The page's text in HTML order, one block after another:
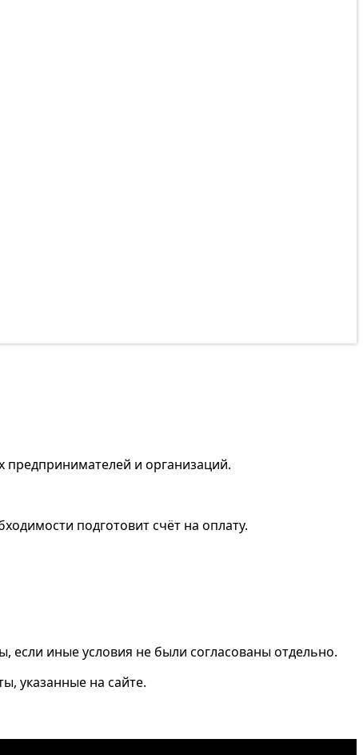
предпринимателей и организаций.
подготовит счёт на оплату.
если иные условия не были согласованы отдельно.
указанные на сайте.